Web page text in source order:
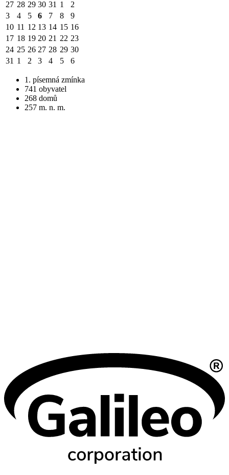
27 28 29 30 31 1
2
3
4 5 6 7 8
9
10 11 12 13 14 15 16
17 18 19 20 21 22 23
24 25 26 27 28 29 30
31 1 2 3 4 5 6
1. písemná zmínka
741 obyvatel
268 domů
257 m. n. m.